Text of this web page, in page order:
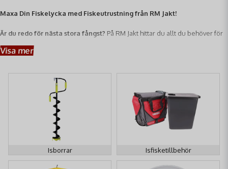
Maxa Din Fiskelycka med Fiskeutrustning från RM Jakt!
Är du redo för nästa stora fångst? På RM Jakt hittar du allt du behöver för
entusiastisk nybörjare. Vi erbjuder ett brett och noga utvalt sortiment
den svenska naturens alla vatten.
Visa mer
Isborrar Isfisketillbehör